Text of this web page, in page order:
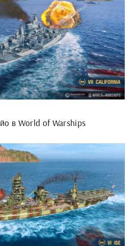
в World of Warships